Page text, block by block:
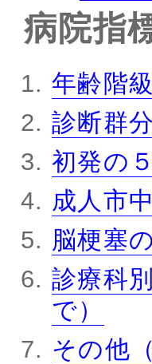
病院指
年齢階
診断群
初発の
成人市
脳梗塞
診療科
で）
その他